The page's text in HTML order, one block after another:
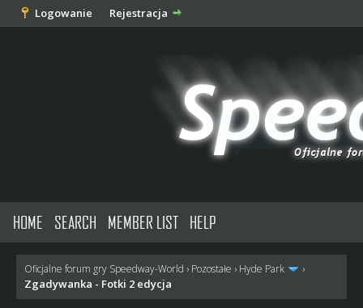
Logowanie Rejestracja
HOME SEARCH MEMBER LIST HELP
Oficjalne forum gry Speedway-World › Pozostałe › Hyde Park ›
Zgadywanka - Fotki 2 edycja